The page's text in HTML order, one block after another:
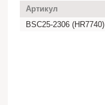
Артикул
BSC25-2306 (HR7740)